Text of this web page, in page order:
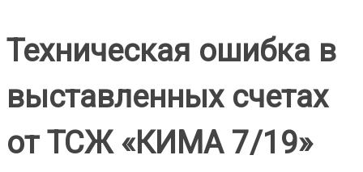
Техническая ошибка в
выставленных счетах
от ТСЖ «КИМА 7/19»